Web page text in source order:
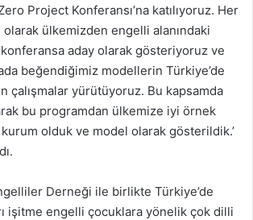
Project Konferansı’na katılıyoruz. Her
olarak ülkemizden engelli alanındaki
konferansa aday olarak gösteriyoruz ve
beğendiğimiz modellerin Türkiye’de
çalışmalar yürütüyoruz. Bu kapsamda
bu programdan ülkemize iyi örnek
olduk ve model olarak gösterildik.’
Derneği ile birlikte Türkiye’de
işitme engelli çocuklara yönelik çok dilli